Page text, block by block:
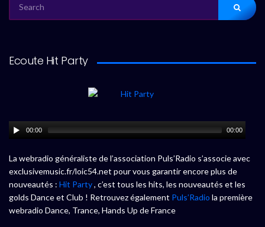
FOR:
Ecoute Hit Party
00:00 00:00
La webradio généraliste de l’association Puls’Radio s’associe avec
exclusivemusic.fr/loic54.net pour vous garantir encore plus de
nouveautés : Hit Party, c’est tous les hits, les nouveautés et les
golds Dance et Club ! Retrouvez également Puls’Radio la première
webradio Dance, Trance, Hands Up de France